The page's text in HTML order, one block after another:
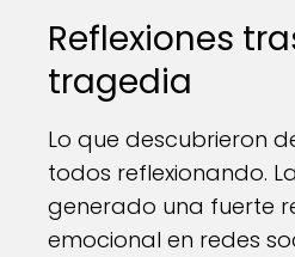
Reflexiones
tragedia
Lo que descubrieron
todos reflexionando.
generado una fuerte
emocional en redes